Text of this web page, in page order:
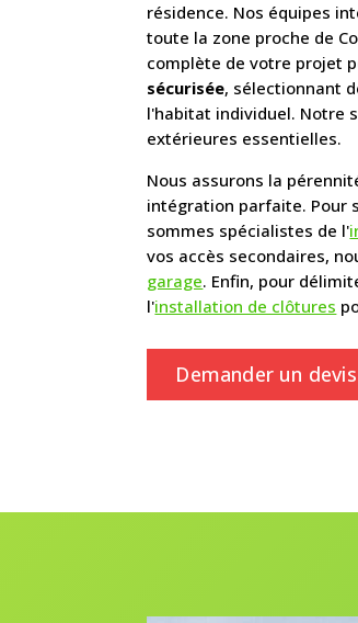
résidence. Nos équipes
toute la zone proche de
complète de votre projet
sécurisée, sélectionnant
l'habitat individuel. Notre
extérieures essentielles.
Nous assurons la
intégration parfaite. Pour
sommes spécialistes de l'
vos accès secondaires,
garage. Enfin, pour
l'installation de clôtures
Demander un devis